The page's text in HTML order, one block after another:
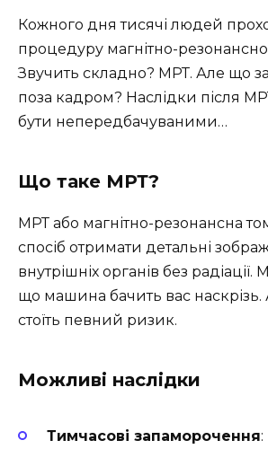
Кожного дня тисячі людей
процедуру магнітно-
Звучить складно? МРТ. Але що
поза кадром? Наслідки після
бути непередбачуваними…
Що таке МРТ?
МРТ або магнітно-резонансна
спосіб отримати детальні
внутрішніх органів без радіації.
що машина бачить вас
стоїть певний ризик.
Можливі наслідки
Тимчасові запаморочення